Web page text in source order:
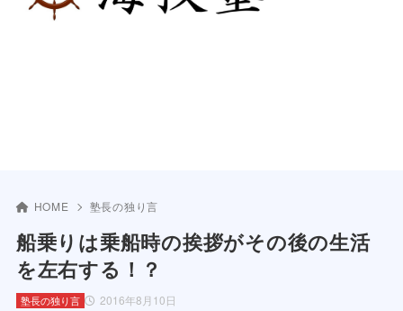
HOME 塾長の独り言
船乗りは乗船時の挨拶がその後の生活
を左右する！？
2016年8月10日
塾長の独り言